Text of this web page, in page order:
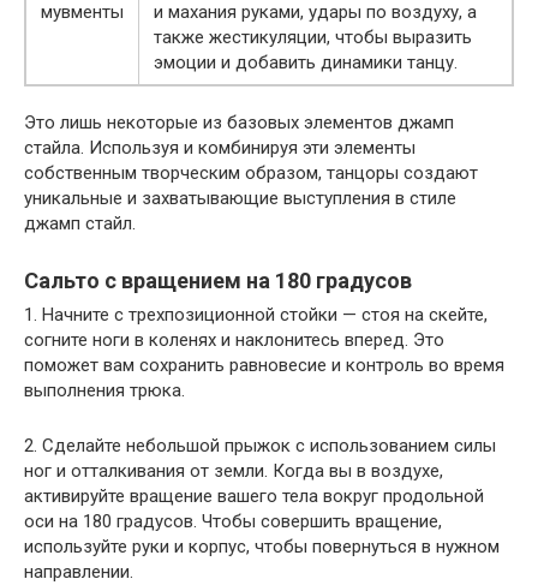
мувменты
и махания руками, удары по воздуху, а
также жестикуляции, чтобы выразить
эмоции и добавить динамики танцу.
Это лишь некоторые из базовых элементов джамп
стайла. Используя и комбинируя эти элементы
собственным творческим образом, танцоры создают
уникальные и захватывающие выступления в стиле
джамп стайл.
Сальто с вращением на 180 градусов
1. Начните с трехпозиционной стойки — стоя на скейте,
согните ноги в коленях и наклонитесь вперед. Это
поможет вам сохранить равновесие и контроль во время
выполнения трюка.
2. Сделайте небольшой прыжок с использованием силы
ног и отталкивания от земли. Когда вы в воздухе,
активируйте вращение вашего тела вокруг продольной
оси на 180 градусов. Чтобы совершить вращение,
используйте руки и корпус, чтобы повернуться в нужном
направлении.